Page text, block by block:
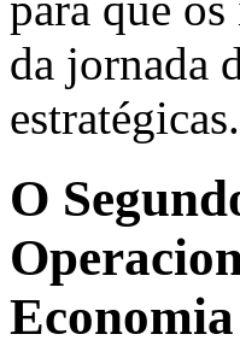
da jornada
estratégicas.
O